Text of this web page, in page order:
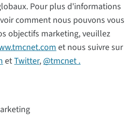
Pour plus d'informations
comment nous pouvons vous
objectifs marketing, veuillez
et nous suivre sur
etTwitter,@tmcnet .